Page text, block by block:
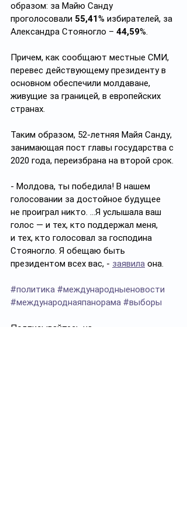
образом: за Майю Санду
проголосовали 55,41% избирателей, за
Александра Стояногло – 44,59%.
Причем, как сообщают местные СМИ,
перевес действующему президенту в
основном обеспечили молдаване,
живущие за границей, в европейских
странах.
Таким образом, 52-летняя Майя Санду,
занимающая пост главы государства с
2020 года, переизбрана на второй срок.
- Молдова, ты победила! В нашем
голосовании за достойное будущее
не проиграл никто. …Я услышала ваш
голос — и тех, кто поддержал меня,
и тех, кто голосовал за господина
Стояногло. Я обещаю быть
президентом всех вас, - заявила она.
#политика #международныеновости
#международнаяпанорама #выборы
Подписывайтесь на